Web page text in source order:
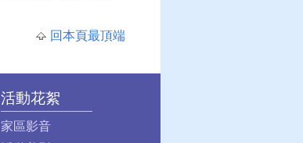
回本頁最頂端
活動花絮
家區影音